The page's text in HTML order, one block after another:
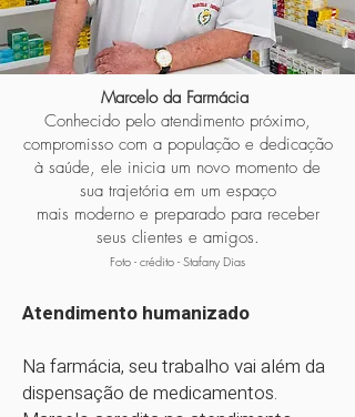
Atendimento humanizado
Na farmácia, seu trabalho vai além da
dispensação de medicamentos.
Marcelo da Farmácia
Conhecido pelo atendimento próximo,
compromisso com a população e dedicação
à saúde, ele inicia um novo momento de
sua trajetória em um espaço
mais moderno e preparado para receber
seus clientes e amigos.
Foto - crédito - Stafany Dias